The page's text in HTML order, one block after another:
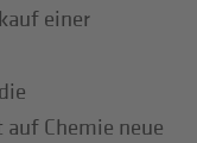
einer
Chemie neue